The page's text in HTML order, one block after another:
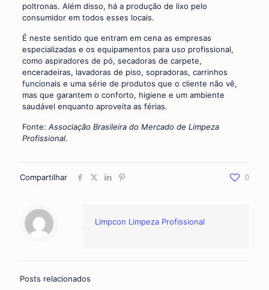
poltronas. Além disso, há a produção de lixo pelo
consumidor em todos esses locais.
É neste sentido que entram em cena as empresas
especializadas e os equipamentos para uso profissional,
como aspiradores de pó, secadoras de carpete,
enceradeiras, lavadoras de piso, sopradoras, carrinhos
funcionais e uma série de produtos que o cliente não vê,
mas que garantem o conforto, higiene e um ambiente
saudável enquanto aproveita as férias.
Fonte: Associação Brasileira do Mercado de Limpeza
Profissional.
Compartilhar 0
Limpcon Limpeza Profissional
Posts relacionados